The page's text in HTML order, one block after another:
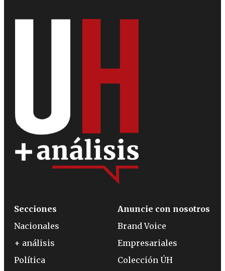
Secciones
Nacionales
+ análisis
Política
Anuncie con nosotros
Brand Voice
Empresariales
Colección ÚH